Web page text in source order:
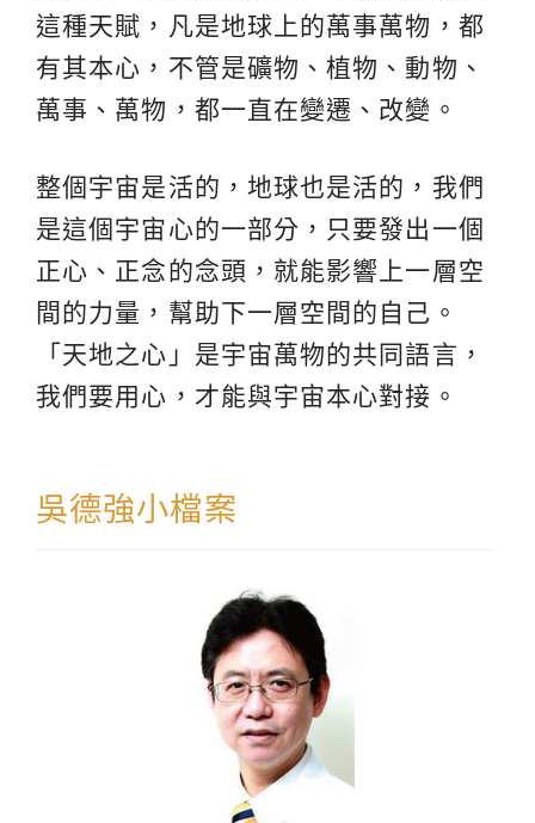
這種天賦，凡是地球上的萬事萬物，都
有其本心，不管是礦物、植物、動物、
萬事、萬物，都一直在變遷、改變。
整個宇宙是活的，地球也是活的，我們
是這個宇宙心的一部分，只要發出一個
正心、正念的念頭，就能影響上一層空
間的力量，幫助下一層空間的自己。
「天地之心」是宇宙萬物的共同語言，
我們要用心，才能與宇宙本心對接。
吳德強小檔案